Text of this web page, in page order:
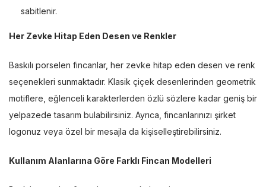
sabitlenir.
Her Zevke Hitap Eden Desen ve Renkler
Baskılı porselen fincanlar, her zevke hitap eden desen ve renk
seçenekleri sunmaktadır. Klasik çiçek desenlerinden geometrik
motiflere, eğlenceli karakterlerden özlü sözlere kadar geniş bir
yelpazede tasarım bulabilirsiniz. Ayrıca, fincanlarınızı şirket
logonuz veya özel bir mesajla da kişiselleştirebilirsiniz.
Kullanım Alanlarına Göre Farklı Fincan Modelleri